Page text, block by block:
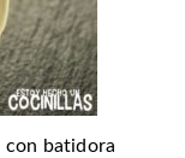
con batidora